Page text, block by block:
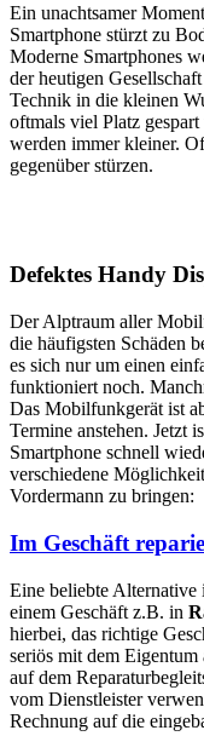
Ein unachtsamer
Smartphone stürzt zu
Moderne Smartphones
der heutigen
Technik in die kleinen
oftmals viel Platz
werden immer kleiner.
gegenüber stürzen.
Defektes Handy
Der Alptraum aller
die häufigsten Schäden
es sich nur um einen
funktioniert noch.
Das Mobilfunkgerät ist
Termine anstehen. Jetzt
Smartphone schnell
verschiedene
Vordermann zu bringen:
Im Geschäft
Eine beliebte
einem Geschäft z.B. in
hierbei, das richtige
seriös mit dem Eigentum
auf dem
vom Dienstleister
Rechnung auf die